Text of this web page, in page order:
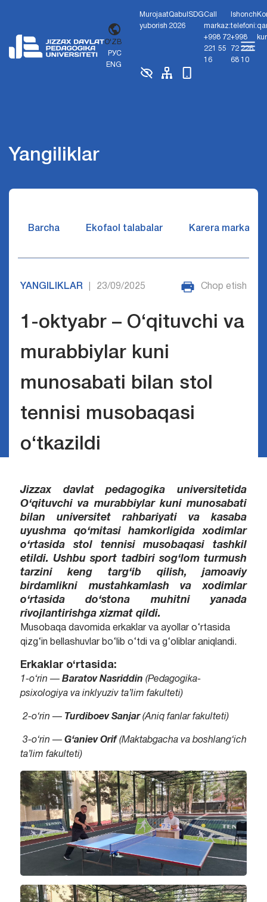
O'ZB
РУС
ENG
Murojaat
yuborish
Qabul
2026
SDGCall
markaz:
+998 72
221 55
16
Ishonch
telefoni:
+998
72 226
68 10
Yangiliklar
Barcha Ekofaol talabalar Karera markazi
YANGILIKLAR 23/09/2025 Chop etish
1-oktyabr – O‘qituvchi va
murabbiylar kuni
munosabati bilan stol
tennisi musobaqasi
o‘tkazildi
Jizzax davlat pedagogika universitetida
O‘qituvchi va murabbiylar kuni munosabati
bilan universitet rahbariyati va kasaba
uyushma qo‘mitasi hamkorligida xodimlar
o‘rtasida stol tennisi musobaqasi tashkil
etildi. Ushbu sport tadbiri sog‘lom turmush
tarzini keng targ‘ib qilish, jamoaviy
birdamlikni mustahkamlash va xodimlar
o‘rtasida do‘stona muhitni yanada
rivojlantirishga xizmat qildi.
Musobaqa davomida erkaklar va ayollar o‘rtasida
qizg‘in bellashuvlar bo‘lib o‘tdi va g‘oliblar aniqlandi.
Erkaklar o‘rtasida:
1-o‘rin — Baratov Nasriddin (Pedagogika-
psixologiya va inklyuziv ta’lim fakulteti)
2-o‘rin — Turdiboev Sanjar(Aniq fanlar fakulteti)
3-o‘rin — G‘aniev Orif(Maktabgacha va boshlang‘ich
ta’lim fakulteti)